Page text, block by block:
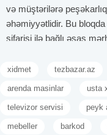
və müştərilərə
əhəmiyyətlidir. Bu
sifarişi ilə bağlı əsas
böyük bir müəssisə
Uniforma sifarişi
ölçü dəqiqliyidir. Hər bir
xidmet tezbazar.az
arenda masinlar usta
televizor servisi peyk
mebeller barkod